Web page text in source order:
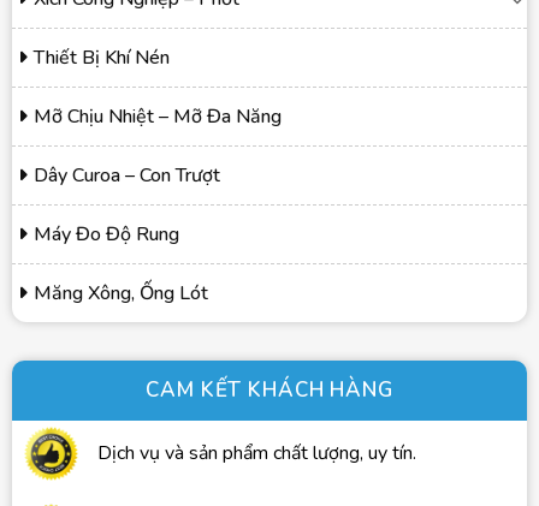
Thiết Bị Khí Nén
Mỡ Chịu Nhiệt – Mỡ Đa Năng
Dây Curoa – Con Trượt
Máy Đo Độ Rung
Măng Xông, Ống Lót
CAM KẾT KHÁCH HÀNG
Dịch vụ và sản phẩm chất lượng, uy tín.